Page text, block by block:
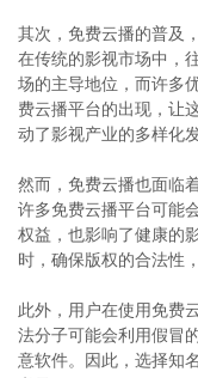
其次，免费云播的普及
在传统的影视市场中，
场的主导地位，而许多
费云播平台的出现，让
动了影视产业的多样化发
然而，免费云播也面临
许多免费云播平台可能
权益，也影响了健康的
时，确保版权的合法性
此外，用户在使用免费
法分子可能会利用假冒
意软件。因此，选择知